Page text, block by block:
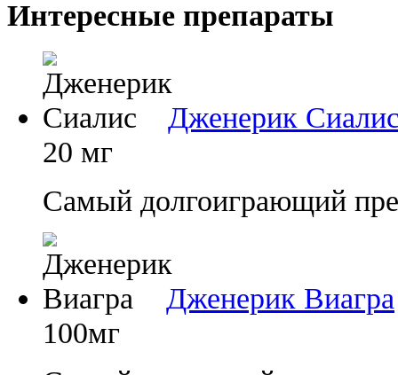
Интересные препараты
Дженерик
20 мг
Самый долгоиграющий
Дженерик Виагра
100мг